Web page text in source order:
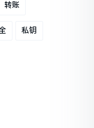
转账
私钥